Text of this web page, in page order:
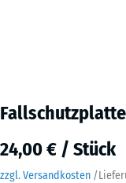
24,00 € / Stück
zzgl. Versandkosten /